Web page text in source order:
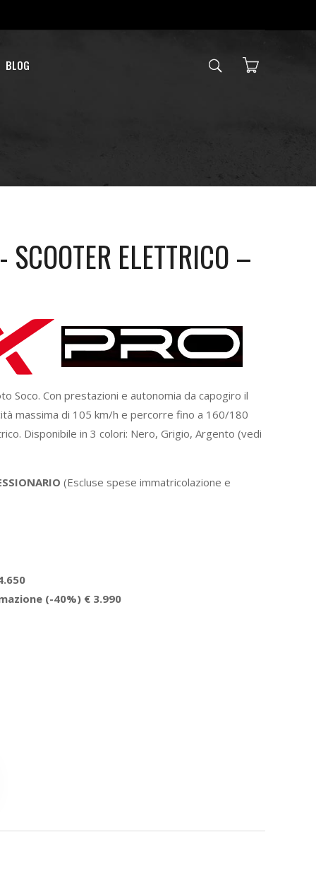
BLOG
SCOOTER ELETTRICO –
Soco. Con prestazioni e autonomia da capogiro il
massima di 105 km/h e percorre fino a 160/180
Disponibile in 3 colori: Nero, Grigio, Argento (vedi
(Escluse spese immatricolazione e
(-40%) € 3.990